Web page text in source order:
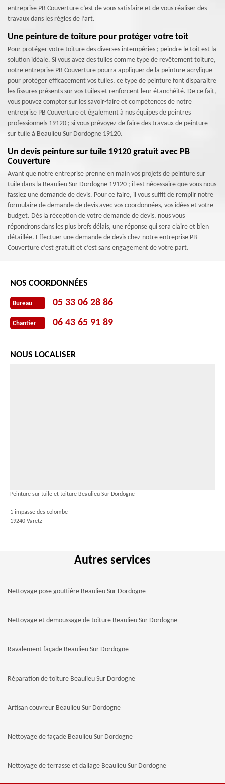
entreprise PB Couverture c’est de vous satisfaire et de vous réaliser des
travaux dans les règles de l’art.
Une peinture de toiture pour protéger votre toit
Pour protéger votre toiture des diverses intempéries ; peindre le toit est la
solution idéale. Si vous avez des tuiles comme type de revêtement toiture,
notre entreprise PB Couverture pourra appliquer de la peinture acrylique
pour protéger efficacement vos tuiles, ce type de peinture font disparaitre
les fissures présents sur vos tuiles et renforcent leur étanchéité. De ce fait,
vous pouvez compter sur les savoir-faire et compétences de notre
entreprise PB Couverture et également à nos équipes de peintres
professionnels 19120 ; si vous prévoyez de faire des travaux de peinture
sur tuile à Beaulieu Sur Dordogne 19120.
Un devis peinture sur tuile 19120 gratuit avec PB
Couverture
Avant que notre entreprise prenne en main vos projets de peinture sur
tuile dans la Beaulieu Sur Dordogne 19120 ; il est nécessaire que vous nous
fassiez une demande de devis. Pour ce faire, il vous suffit de remplir notre
formulaire de demande de devis avec vos coordonnées, vos idées et votre
budget. Dès la réception de votre demande de devis, nous vous
répondrons dans les plus brefs délais, une réponse qui sera claire et bien
détaillée. Effectuer une demande de devis chez notre entreprise PB
Couverture c’est gratuit et c’est sans engagement de votre part.
NOS COORDONNÉES
Bureau 05 33 06 28 86
Chantier 06 43 65 91 89
NOUS LOCALISER
Peinture sur tuile et toiture Beaulieu Sur Dordogne
1 impasse des colombe
19240 Varetz
Autres services
Nettoyage pose gouttière Beaulieu Sur Dordogne
Nettoyage et demoussage de toiture Beaulieu Sur Dordogne
Ravalement façade Beaulieu Sur Dordogne
Réparation de toiture Beaulieu Sur Dordogne
Artisan couvreur Beaulieu Sur Dordogne
Nettoyage de façade Beaulieu Sur Dordogne
Nettoyage de terrasse et dallage Beaulieu Sur Dordogne